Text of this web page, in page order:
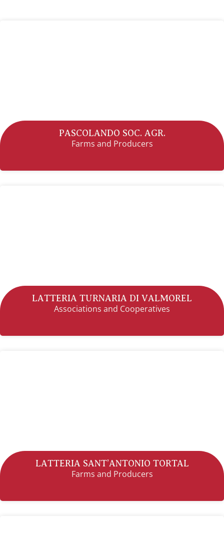
PASCOLANDO SOC. AGR.
Farms and Producers
LATTERIA TURNARIA DI VALMOREL
Associations and Cooperatives
LATTERIA SANT’ANTONIO TORTAL
Farms and Producers